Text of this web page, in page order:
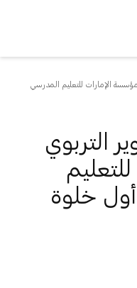
الإمارات للتعليم المدرسي
التربوي
خلوة